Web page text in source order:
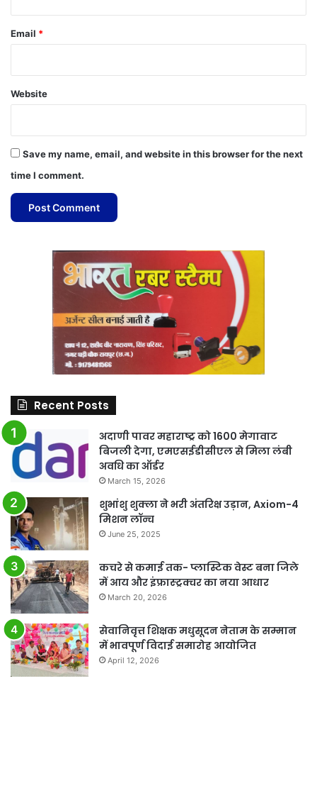
Email *
Website
Save my name, email, and website in this browser for the next
time I comment.
Recent Posts
अदाणी पावर महाराष्ट्र को 1600 मेगावाट
बिजली देगा, एमएसईडीसीएल से मिला लंबी
अवधि का ऑर्डर
March 15, 2026
शुभांशु शुक्ला ने भरी अंतरिक्ष उड़ान, Axiom-4
मिशन लॉन्च
June 25, 2025
कचरे से कमाई तक- प्लास्टिक वेस्ट बना जिले
में आय और इंफ्रास्ट्रक्चर का नया आधार
March 20, 2026
सेवानिवृत्त शिक्षक मधुसूदन नेताम के सम्मान
में भावपूर्ण विदाई समारोह आयोजित
April 12, 2026